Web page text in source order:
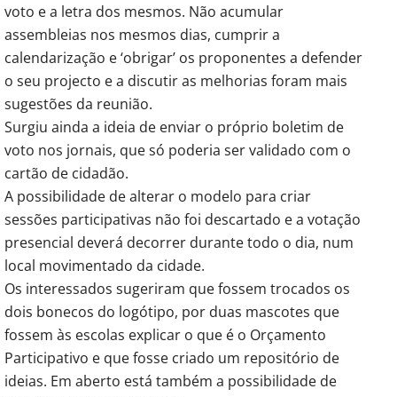
voto e a letra dos mesmos. Não acumular
assembleias nos mesmos dias, cumprir a
calendarização e ‘obrigar’ os proponentes a defender
o seu projecto e a discutir as melhorias foram mais
sugestões da reunião.
Surgiu ainda a ideia de enviar o próprio boletim de
voto nos jornais, que só poderia ser validado com o
cartão de cidadão.
A possibilidade de alterar o modelo para criar
sessões participativas não foi descartado e a votação
presencial deverá decorrer durante todo o dia, num
local movimentado da cidade.
Os interessados sugeriram que fossem trocados os
dois bonecos do logótipo, por duas mascotes que
fossem às escolas explicar o que é o Orçamento
Participativo e que fosse criado um repositório de
ideias. Em aberto está também a possibilidade de